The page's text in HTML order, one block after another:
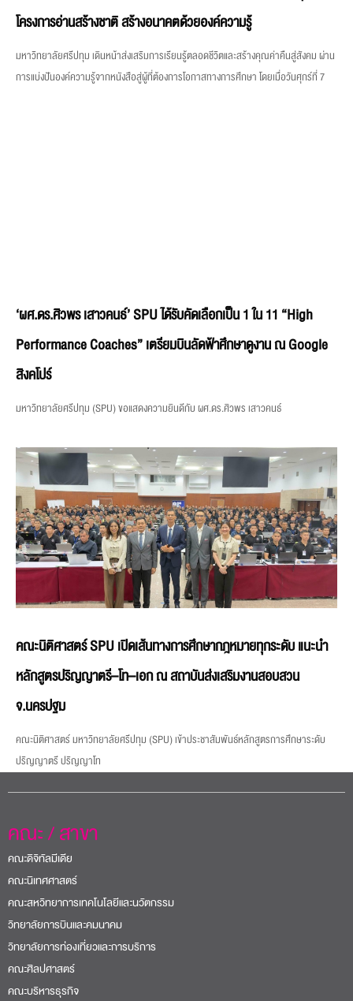
โครงการอ่านสร้างชาติ สร้างอนาคตด้วยองค์ความรู้
มหาวิทยาลัยศรีปทุม เดินหน้าส่งเสริมการเรียนรู้ตลอดชีวิตและสร้างคุณค่าคืนสู่สังคม ผ่าน
การแบ่งปันองค์ความรู้จากหนังสือสู่ผู้ที่ต้องการโอกาสทางการศึกษา โดยเมื่อวันศุกร์ที่ 7
‘ผศ.ดร.ศิวพร เสาวคนธ์’ SPU ได้รับคัดเลือกเป็น 1 ใน 11 “High
Performance Coaches” เตรียมบินลัดฟ้าศึกษาดูงาน ณ Google
สิงคโปร์
มหาวิทยาลัยศรีปทุม (SPU) ขอแสดงความยินดีกับ ผศ.ดร.ศิวพร เสาวคนธ์
คณะนิติศาสตร์ SPU เปิดเส้นทางการศึกษากฎหมายทุกระดับ แนะนำ
หลักสูตรปริญญาตรี–โท–เอก ณ สถาบันส่งเสริมงานสอบสวน
จ.นครปฐม
คณะนิติศาสตร์ มหาวิทยาลัยศรีปทุม (SPU) เข้าประชาสัมพันธ์หลักสูตรการศึกษาระดับ
ปริญญาตรี ปริญญาโท
คณะ / สาขา
คณะดิจิทัลมีเดีย
คณะนิเทศศาสตร์
คณะสหวิทยาการเทคโนโลยีและนวัตกรรม
วิทยาลัยการบินและคมนาคม
วิทยาลัยการท่องเที่ยวและการบริการ
คณะศิลปศาสตร์
คณะบริหารธุรกิจ